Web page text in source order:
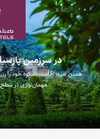
در سرزمین
همین امروز اقامت باشکوه خود را
مهمان‌نوازی در سطح